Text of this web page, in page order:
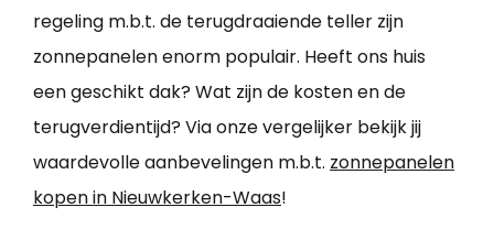
regeling m.b.t. de terugdraaiende teller zijn
zonnepanelen enorm populair. Heeft ons huis
een geschikt dak? Wat zijn de kosten en de
terugverdientijd? Via onze vergelijker bekijk jij
waardevolle aanbevelingen m.b.t. zonnepanelen
kopen in Nieuwkerken-Waas!